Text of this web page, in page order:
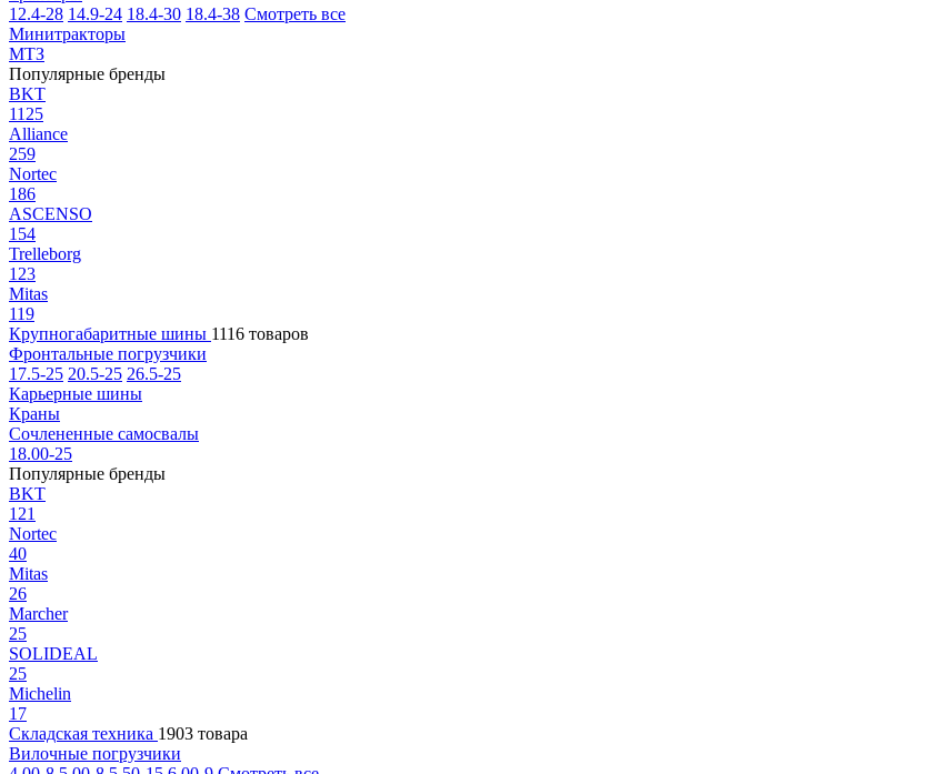
12.4-28 14.9-24 18.4-30 18.4-38 Смотреть все
Минитракторы
МТЗ
Популярные бренды
BKT
1125
Alliance
259
Nortec
186
ASCENSO
154
Trelleborg
123
Mitas
119
Крупногабаритные шины 1116 товаров
Фронтальные погрузчики
17.5-25 20.5-25 26.5-25
Карьерные шины
Краны
Сочлененные самосвалы
18.00-25
Популярные бренды
BKT
121
Nortec
40
Mitas
26
Marcher
25
SOLIDEAL
25
Michelin
17
Складская техника 1903 товара
Вилочные погрузчики